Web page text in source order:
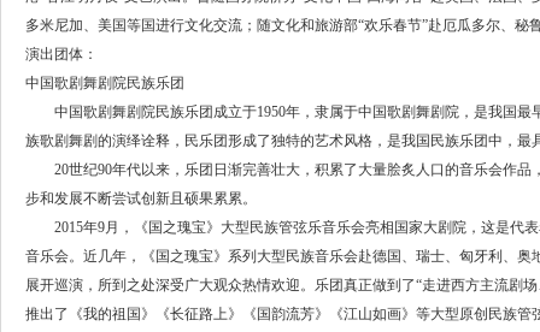
多米尼加、美国等国进行文化交流；随文化和旅游部“欢乐春节”赴厄瓜多尔、
演出团体：
中国歌剧舞剧院民族乐团
中国歌剧舞剧院民族乐团成立于1950年，隶属于中国歌剧舞剧院，是我国最
族歌剧舞剧的演绎诠释，民乐团形成了独特的艺术风格，是我国民族乐团中，
20世纪90年代以来，乐团日渐完善壮大，积累了大量脍炙人口的音乐会作品
步和发展不断尝试创新且硕果累累。
2015年9月，《国之瑰宝》大型民族管弦乐音乐会亮相国家大剧院，这是代
音乐会。近几年，《国之瑰宝》系列大型民族音乐会赴德国、瑞士、匈牙利、
展开巡演，所到之处深受广大观众热情欢迎。乐团真正做到了“走进西方主流剧
推出了《我的祖国》《长征路上》《国韵流芳》《江山如画》等大型原创民族